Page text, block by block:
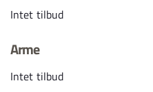
Intet tilbud
Arme
Intet tilbud